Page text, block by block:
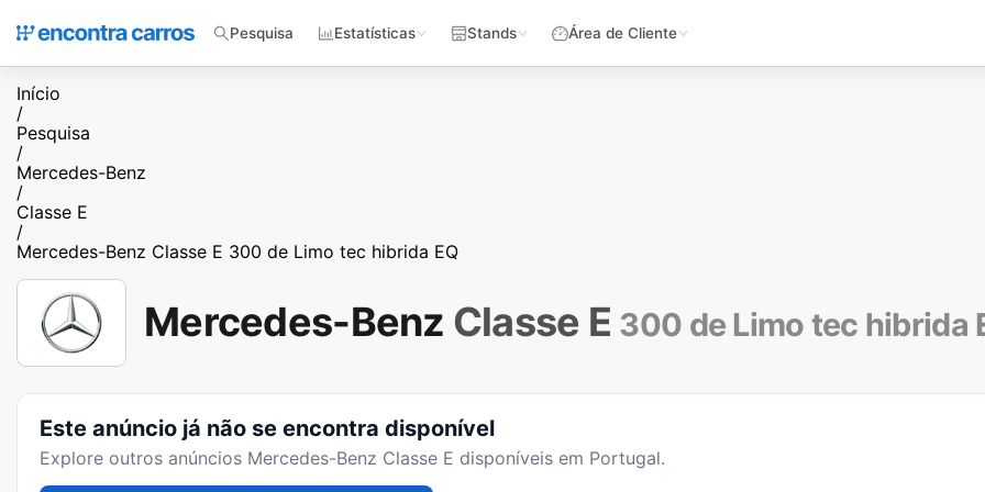
Pesquisa Estatísticas Stands Área de Cliente
Início
/
Pesquisa
/
Mercedes-Benz
/
Classe E
/
Mercedes-Benz Classe E 300 de Limo tec hibrida EQ
Mercedes-Benz Classe E 300 de Limo tec hibrida
Este anúncio já não se encontra disponível
Explore outros anúncios Mercedes-Benz Classe E disponíveis em Portugal.